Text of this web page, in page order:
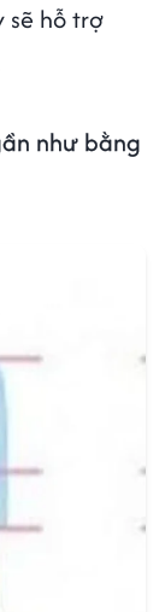
sẽ hỗ trợ
như bằng